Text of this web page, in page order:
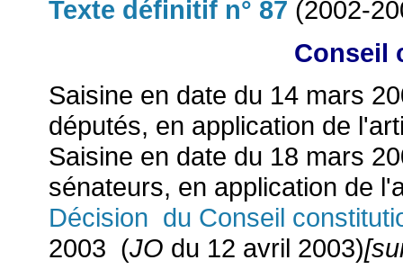
Texte définitif n° 87 (2002-
Conseil
Saisine en date du 14 mars
députés, en application de
Saisine en date du 18 mars
sénateurs, en application de
Décision du Conseil
2003 (JO du 12 avril 2003)